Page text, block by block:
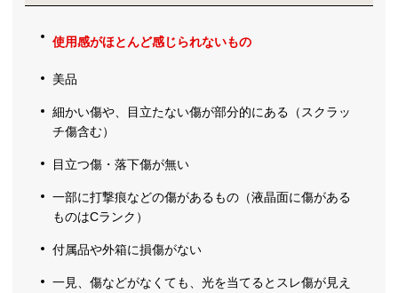
使用感がほとんど感じられないもの
美品
細かい傷や、目立たない傷が部分的にある（スクラッ
チ傷含む）
目立つ傷・落下傷が無い
一部に打撃痕などの傷があるもの（液晶面に傷がある
ものはCランク）
付属品や外箱に損傷がない
一見、傷などがなくても、光を当てるとスレ傷が見え